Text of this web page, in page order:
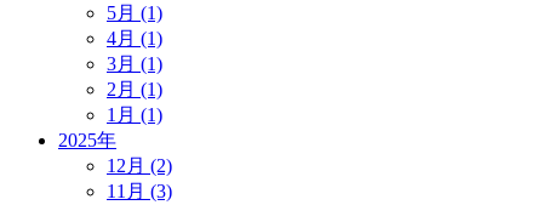
5月 (1)
4月 (1)
3月 (1)
2月 (1)
1月 (1)
2025年
12月 (2)
11月 (3)